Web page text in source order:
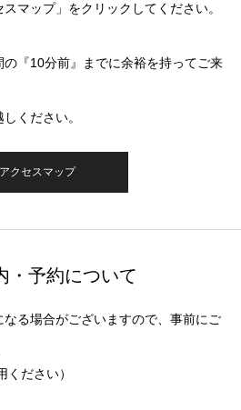
マップ」をクリックしてください。
『10分前』までに余裕を持ってご来
ください。
アクセスマップ
・予約について
る場合がございますので、事前にご
ください）